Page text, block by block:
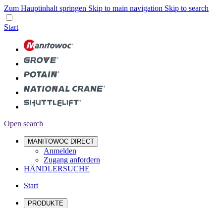
Zum Hauptinhalt springen Skip to main navigation Skip to search
Start
Open search
MANITOWOC DIRECT
Anmelden
Zugang anfordern
HÄNDLERSUCHE
Start
PRODUKTE